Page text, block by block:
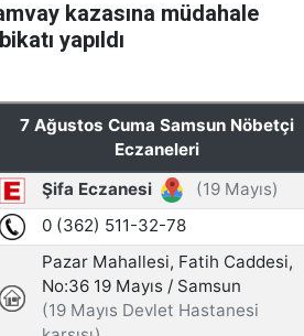
kazasına müdahale
yapıldı